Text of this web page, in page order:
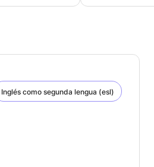
Inglés como segunda lengua (esl)